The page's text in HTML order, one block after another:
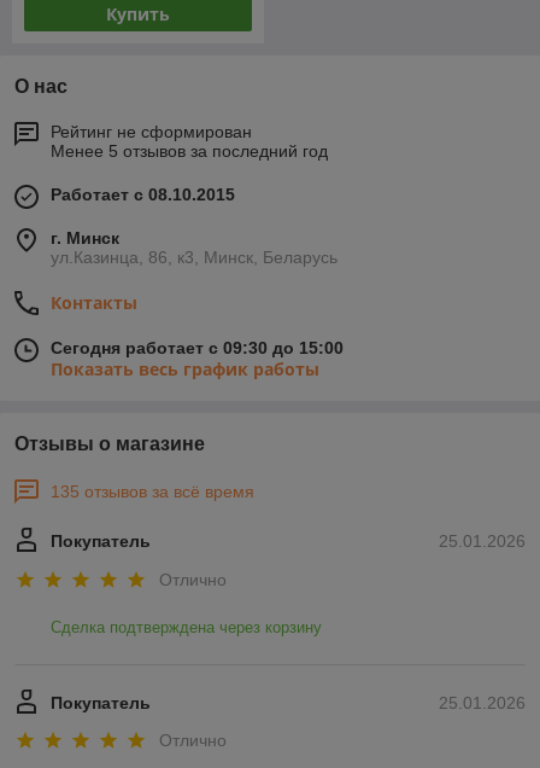
Купить
О нас
Рейтинг не сформирован
Менее 5 отзывов за последний год
Работает с 08.10.2015
г. Минск
ул.Казинца, 86, к3, Минск, Беларусь
Контакты
Сегодня работает с 09:30 до 15:00
Показать весь график работы
Отзывы о магазине
135 отзывов за всё время
25.01.2026
Покупатель
Отлично
Сделка подтверждена через корзину
25.01.2026
Покупатель
Отлично